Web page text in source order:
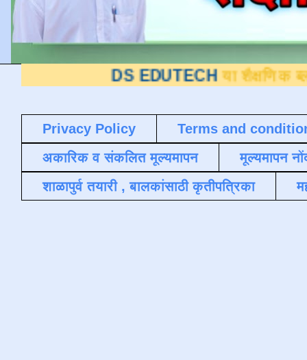
DS EDUTECH या शैक्षणिक ब्लॉगवर आपले
Privacy Policy
Terms and
अकारिक व संकलित मूल्यमापन
मूल्यमापन
शाळापुर्व तयारी , बालकांसाठी कृतीपत्रिका